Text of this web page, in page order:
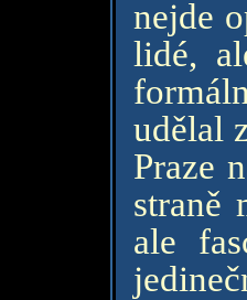
nejde
lidé,
udělal
Praze
straně
ale